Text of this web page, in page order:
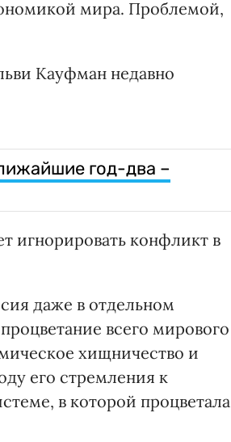
мира. Проблемой,
Кауфман недавно
год-два –
игнорировать конфликт в
даже в отдельном
всего мирового
хищничество и
его стремления к
в которой процветала